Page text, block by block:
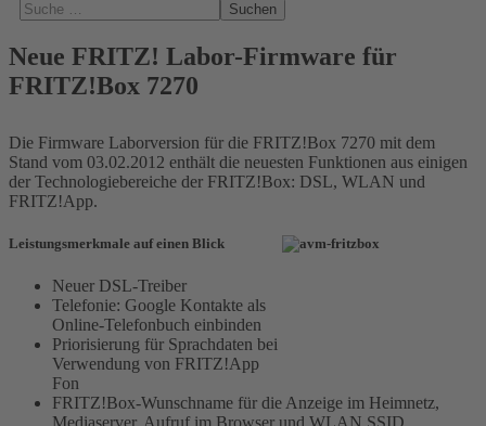
Suchen
Neue FRITZ! Labor-Firmware für
FRITZ!Box 7270
Die Firmware Laborversion für die FRITZ!Box 7270 mit dem
Stand vom 03.02.2012 enthält die neuesten Funktionen aus einigen
der Technologiebereiche der FRITZ!Box: DSL, WLAN und
FRITZ!App.
Leistungsmerkmale auf einen Blick
Neuer DSL-Treiber
Telefonie: Google Kontakte als
Online-Telefonbuch einbinden
Priorisierung für Sprachdaten bei
Verwendung von FRITZ!App
Fon
FRITZ!Box-Wunschname für die Anzeige im Heimnetz,